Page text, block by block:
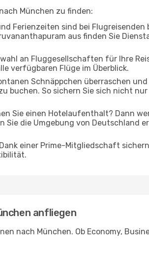
München zu finden:
Ferienzeiten sind bei
aus finden Sie
an Fluggesellschaften für Ihre
verfügbaren Flüge im Überblick.
Schnäppchen überraschen
So sichern Sie sich nicht
Sie einen Hotelaufenthalt? Dann
Sie die Umgebung von Deutschland
einer Prime-Mitgliedschaft
anfliegen
nach München. Ob Economy,